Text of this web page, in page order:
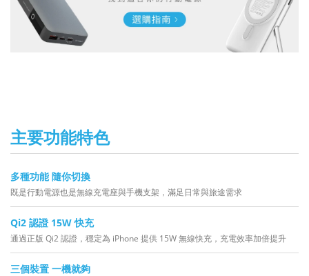
主要功能特色
多種功能 隨你切換
既是行動電源也是無線充電座與手機支架，滿足日常與旅途需求
Qi2 認證 15W 快充
通過正版 Qi2 認證，穩定為 iPhone 提供 15W 無線快充，充電效率加倍提升
三個裝置 一機就夠